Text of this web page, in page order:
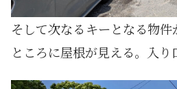
そして次なるキーとなる物
ところに屋根が見える。入り